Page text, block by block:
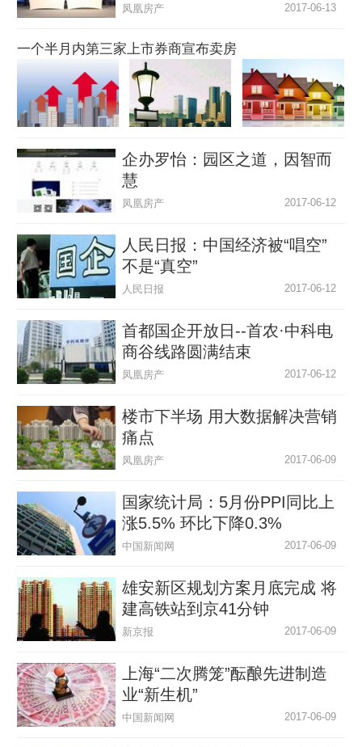
凤凰房产 2017-06-13
一个半月内第三家上市券商宣布卖房
企办罗怡：园区之道，因智而
慧
凤凰房产 2017-06-12
人民日报：中国经济被“唱空”
不是“真空”
人民日报 2017-06-12
首都国企开放日--首农·中科电
商谷线路圆满结束
凤凰房产 2017-06-12
楼市下半场 用大数据解决营销
痛点
凤凰房产 2017-06-09
国家统计局：5月份PPI同比上
涨5.5% 环比下降0.3%
中国新闻网 2017-06-09
雄安新区规划方案月底完成 将
建高铁站到京41分钟
新京报 2017-06-09
上海“二次腾笼”酝酿先进制造
业“新生机”
中国新闻网 2017-06-09